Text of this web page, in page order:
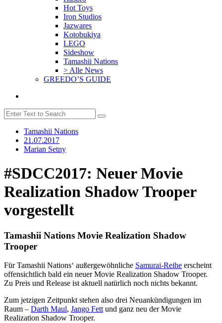
Hot Toys
Iron Studios
Jazwares
Kotobukiya
LEGO
Sideshow
Tamashii Nations
> Alle News
GREEDO’S GUIDE
Tamashii Nations
21.07.2017
Marian Setny
#SDCC2017: Neuer Movie
Realization Shadow Trooper
vorgestellt
Tamashii Nations Movie Realization Shadow
Trooper
Für Tamashii Nations‘ außergewöhnliche Samurai-Reihe erscheint
offensichtlich bald ein neuer Movie Realization Shadow Trooper.
Zu Preis und Release ist aktuell natürlich noch nichts bekannt.
Zum jetzigen Zeitpunkt stehen also drei Neuankündigungen im
Raum – Darth Maul, Jango Fettund ganz neu der Movie
Realization Shadow Trooper.